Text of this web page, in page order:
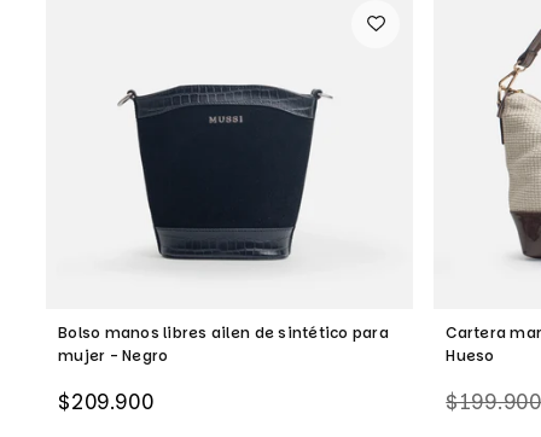
Bolso manos libres ailen de sintético para
mujer - Negro
Precio
$209.900
Cartera
Hueso
Precio